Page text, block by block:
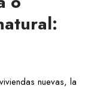
nuevas, la